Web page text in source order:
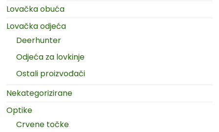
Lovačka obuća
Lovačka odjeća
Deerhunter
Odjeća za lovkinje
Ostali proizvođači
Nekategorizirane
Optike
Crvene točke